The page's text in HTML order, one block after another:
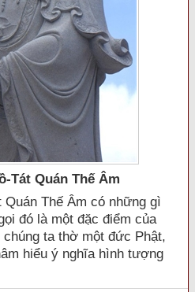
Tát Quán Thế Âm
Thế Âm có những gì
đó là một đặc điểm của
ta thờ một đức Phật,
hiểu ý nghĩa hình tượng